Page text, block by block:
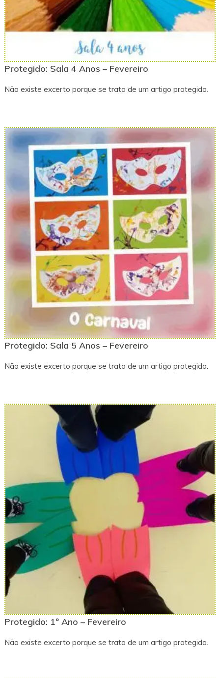
Protegido: Sala 4 Anos – Fevereiro
Não existe excerto porque se trata de um artigo protegido.
Protegido: Sala 5 Anos – Fevereiro
Não existe excerto porque se trata de um artigo protegido.
Protegido: 1º Ano – Fevereiro
Não existe excerto porque se trata de um artigo protegido.